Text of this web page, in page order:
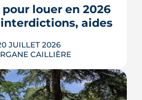
Garonne.
LIRE L'ARTICLE
pour louer en 2026
interdictions, aides
JUILLET 2026
CAILLIÈRE